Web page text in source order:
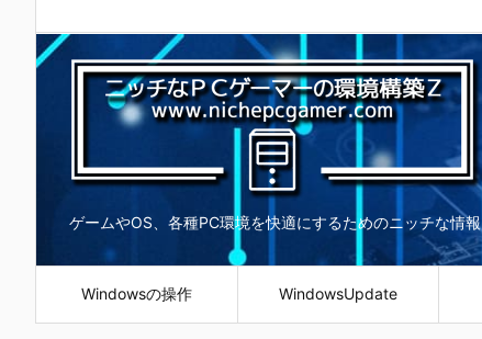
ゲームやOS、各種PC環境を快適にするためのニッチな情報
Windowsの操作 WindowsUpdate